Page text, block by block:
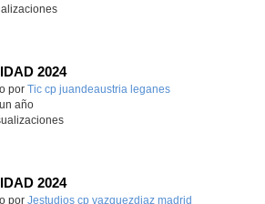
2024
educativo.
por Tic cp juandeaustria leganes-
año
2024
educativo.
por Jestudios cp vazquezdiaz madrid